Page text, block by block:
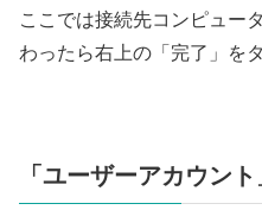
ここでは接続先コンピュー
わったら右上の「完了」をタ
「ユーザーアカウン